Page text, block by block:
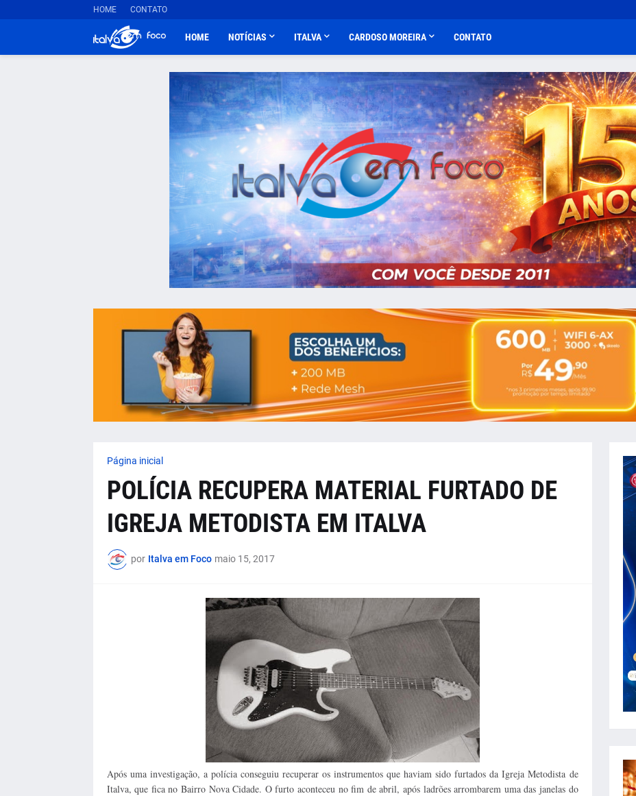
HOME CONTATO
HOME NOTÍCIAS ITALVA CARDOSO MOREIRA CONTATO
Página inicial
POLÍCIA RECUPERA MATERIAL FURTADO DE
IGREJA METODISTA EM ITALVA
por Italva em Foco maio 15, 2017
Após uma investigação, a polícia conseguiu recuperar os instrumentos que haviam sido furtados da Igreja Metodista de
Italva, que fica no Bairro Nova Cidade. O furto aconteceu no fim de abril, após ladrões arrombarem uma das janelas do